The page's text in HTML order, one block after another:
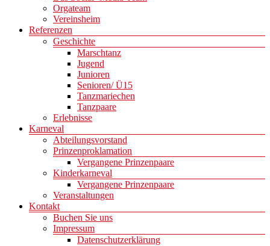
Orgateam
Vereinsheim
Referenzen
Geschichte
Marschtanz
Jugend
Junioren
Senioren/ Ü15
Tanzmariechen
Tanzpaare
Erlebnisse
Karneval
Abteilungsvorstand
Prinzenproklamation
Vergangene Prinzenpaare
Kinderkarneval
Vergangene Prinzenpaare
Veranstaltungen
Kontakt
Buchen Sie uns
Impressum
Datenschutzerklärung